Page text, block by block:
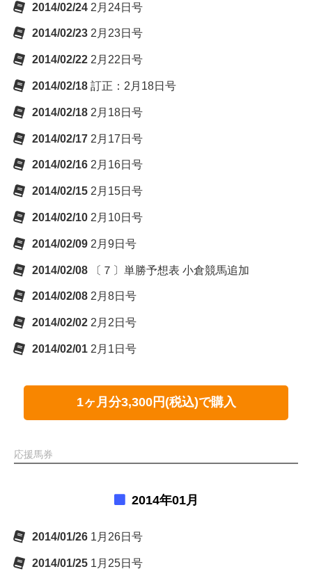
2014/02/24 2月24日号
2014/02/23 2月23日号
2014/02/22 2月22日号
2014/02/18 訂正：2月18日号
2014/02/18 2月18日号
2014/02/17 2月17日号
2014/02/16 2月16日号
2014/02/15 2月15日号
2014/02/10 2月10日号
2014/02/09 2月9日号
2014/02/08 〔７〕単勝予想表 小倉競馬追加
2014/02/08 2月8日号
2014/02/02 2月2日号
2014/02/01 2月1日号
1ヶ月分3,300円(税込)で購入
応援馬券
2014年01月
2014/01/26 1月26日号
2014/01/25 1月25日号